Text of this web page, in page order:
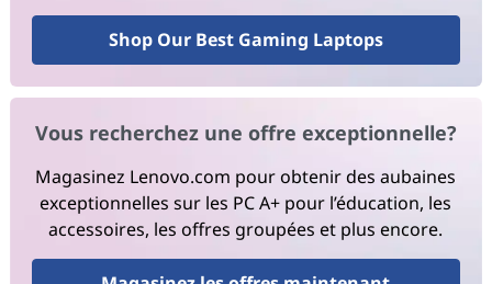
Shop Our Best Gaming Laptops
Vous recherchez une offre exceptionnelle?
Magasinez Lenovo.com pour obtenir des aubaines
exceptionnelles sur les PC A+ pour l’éducation, les
accessoires, les offres groupées et plus encore.